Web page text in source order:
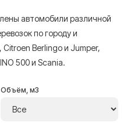
автомобили различной
по городу и
Berlingo и Jumper,
500 и Scania.
Объём, м3